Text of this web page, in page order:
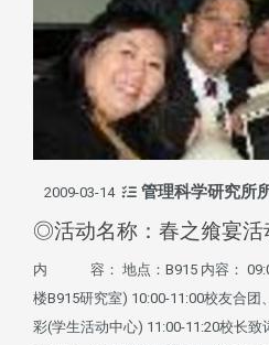
2009-03-14 管理科学研究所
◎活动名称：春之飨宴活
内 容： 地点：B915 内容：
楼B915研究室) 10:00-11:00校友合
彩(学生活动中心) 11:00-11:20校长致